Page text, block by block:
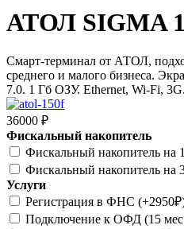
АТОЛ SIGMA
Смарт-терминал от АТОЛ,
среднего и малого бизнеса.
7.0. 1 Гб ОЗУ. Ethernet, Wi-Fi,
36000 ₽
Фискальный накопитель
Фискальный накопитель на
Фискальный накопитель на
Услуги
Регистрация в ФНС
Подключение к ОФД (15